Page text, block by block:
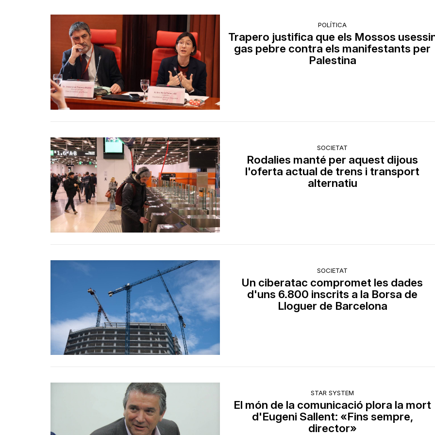
POLÍTICA
Trapero justifica que els Mossos
gas pebre contra els manifestants per
Palestina
SOCIETAT
Rodalies manté per aquest dijous
l'oferta actual de trens i transport
alternatiu
SOCIETAT
Un ciberatac compromet les dades
d'uns 6.800 inscrits a la Borsa de
Lloguer de Barcelona
STAR SYSTEM
El món de la comunicació plora la mort
d'Eugeni Sallent: «Fins sempre,
director»